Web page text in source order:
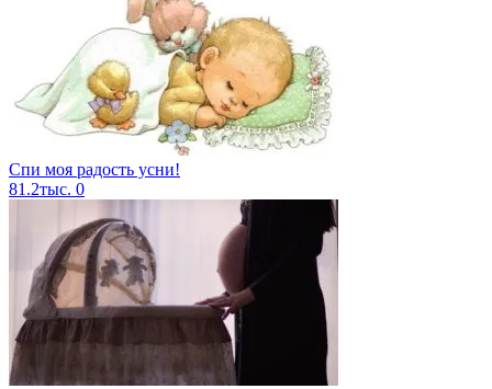
Спи моя радость усни!
81.2тыс. 0